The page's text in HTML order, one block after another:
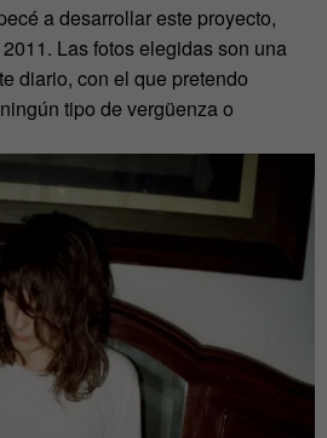
a desarrollar este proyecto,
2011. Las fotos elegidas son una
diario, con el que pretendo
tipo de vergüenza o